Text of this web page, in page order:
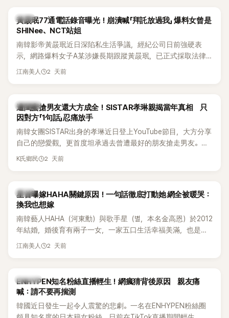
韓星
黃晸珉77通電話錄音曝光！崩潰喊「拜託放過我」 爆料女曾是
SHINee、NCT站姐
南韓影帝黃晸珉近日深陷私生活爭議，經紀公司日前強硬表
示，網路爆料女子A某涉嫌長期跟蹤黃晸珉，已正式採取法律
行動。不過，A並未停止發聲，持續透過社群平台公開爆料，反
的錄音內容，而A也首度承認自己過去曾是SHINee、NCT等偶
像團體的「站姐」，事件持續延燒。
江南美人 2 天前
K-POP
遭閨蜜搶男友還大方成全！SISTAR孝琳親揭當年真相 只
因對方「1句話」忍痛放手
南韓女團SISTAR出身的孝琳近日登上YouTube節目，大方分享
自己的戀愛觀，更首度坦承過去曾遭最好的朋友搶走男友。她
表示，當時選擇瀟灑放手，但如果同樣的事情現在再發生，「我
K氏鄉民 2 天前
韓星
星首曝嫁HAHA關鍵原因！一句話徹底打動她 網全被暖哭：
換我也想嫁
南韓藝人HAHA（河東勳）與歌手星（별，本名金高恩）於2012
年結婚，婚後育有兩子一女，一家五口生活幸福美滿，也是韓
國演藝圈公認的模範夫妻。近日，星首度公開當年決定嫁給
江南美人 2 天前
K-POP
ENHYPEN知名粉絲直播輕生！網瘋猜背後原因 親友痛
喊：請不要再揣測
韓國近日發生一起令人震驚的悲劇。一名在ENHYPEN粉絲圈